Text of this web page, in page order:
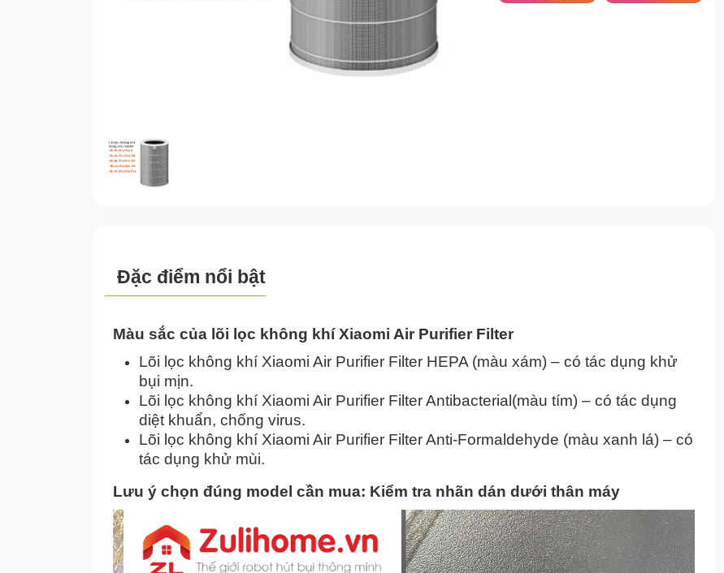
Đặc điểm nổi bật
Màu sắc của lõi lọc không khí Xiaomi Air Purifier Filter
Lõi lọc không khí Xiaomi Air Purifier Filter HEPA (màu xám) – có tác dụng khử
bụi mịn.
Lõi lọc không khí Xiaomi Air Purifier Filter Antibacterial(màu tím) – có tác dụng
diệt khuẩn, chống virus.
Lõi lọc không khí Xiaomi Air Purifier Filter Anti-Formaldehyde (màu xanh lá) – có
tác dụng khử mùi.
Lưu ý chọn đúng model cần mua: Kiểm tra nhãn dán dưới thân máy